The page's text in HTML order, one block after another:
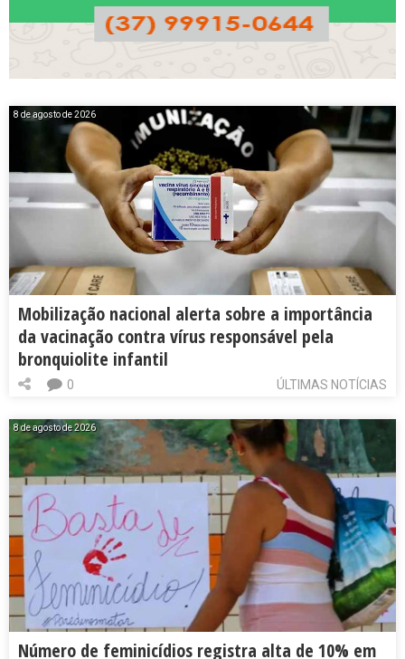
8 de agosto de 2026
Mobilização nacional alerta sobre a importância
da vacinação contra vírus responsável pela
bronquiolite infantil
ÚLTIMAS NOTÍCIAS
0
8 de agosto de 2026
Número de feminicídios registra alta de 10% em